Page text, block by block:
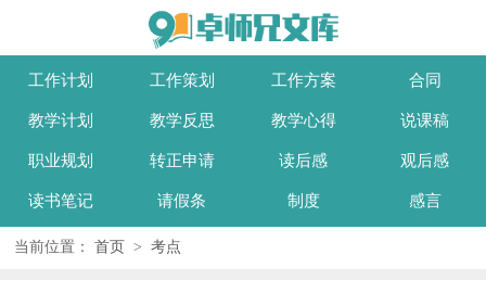
工作计划 工作策划 工作方案 合同
教学计划 教学反思 教学心得 说课稿
职业规划 转正申请 读后感 观后感
读书笔记 请假条 制度 感言
当前位置： 首页 > 考点